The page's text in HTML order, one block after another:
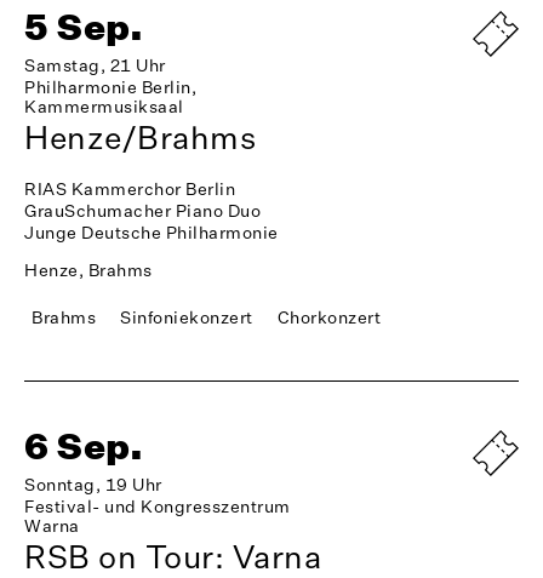
5 Sep.
Samstag, 21 Uhr
Philharmonie Berlin,
Kammermusiksaal
Henze/Brahms
RIAS Kammerchor Berlin
GrauSchumacher Piano Duo
Junge Deutsche Philharmonie
Henze, Brahms
Brahms Sinfoniekonzert Chorkonzert
6 Sep.
Sonntag, 19 Uhr
Festival- und Kongresszentrum
Warna
RSB on Tour: Varna